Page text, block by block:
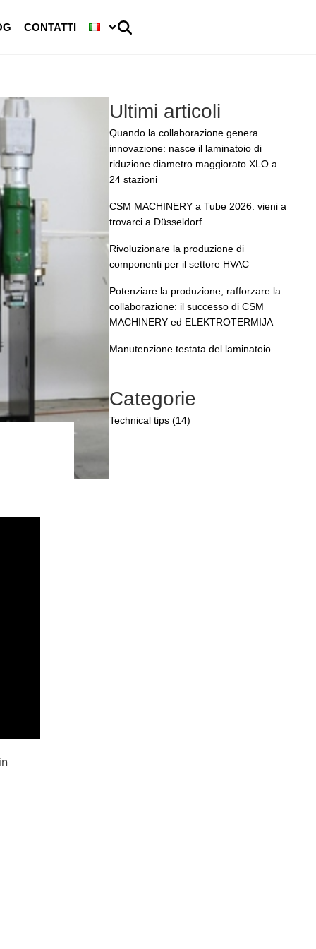
CONTATTI
Ultimi articoli
Quando la collaborazione genera
innovazione: nasce il laminatoio di
riduzione diametro maggiorato XLO a
24 stazioni
CSM MACHINERY a Tube 2026: vieni a
trovarci a Düsseldorf
Rivoluzionare la produzione di
componenti per il settore HVAC
Potenziare la produzione, rafforzare la
collaborazione: il successo di CSM
MACHINERY ed ELEKTROTERMIJA
Manutenzione testata del laminatoio
Categorie
Technical tips (14)